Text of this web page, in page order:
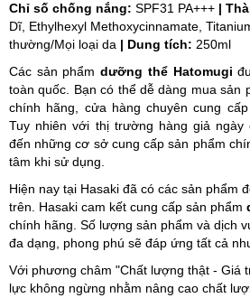
Chỉ số chống nắng: SPF31 PA+++ |
Dĩ, Ethylhexyl Methoxycinnamate,
thường/Mọi loại da | Dung tích: 250ml
Các sản phẩmdưỡng thể Hatomugi
toàn quốc. Bạn có thể dễ dàng mua sản
chính hãng, cửa hàng chuyên cung
Tuy nhiên với thị trường hàng giả ngày
đến những cơ sở cung cấp sản phẩm
tâm khi sử dụng.
Hiện nay tại Hasaki đã có các sản phẩm
trên. Hasaki cam kết cung cấp sản phẩm
chính hãng. Số lượng sản phẩm và dịch
đa dạng, phong phú sẽ đáp ứng tất cả
Với phương châm "Chất lượng thật - Giá
lực không ngừng nhằm nâng cao chất